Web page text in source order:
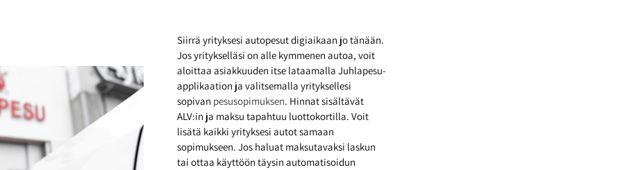
Siirrä yrityksesi autopesut digiaikaan jo tänään.
Jos yritykselläsi on alle kymmenen autoa, voit
aloittaa asiakkuuden itse lataamalla Juhlapesu-
applikaation ja valitsemalla yrityksellesi
sopivan pesusopimuksen. Hinnat sisältävät
ALV:in ja maksu tapahtuu luottokortilla. Voit
lisätä kaikki yrityksesi autot samaan
sopimukseen. Jos haluat maksutavaksi laskun
tai ottaa käyttöön täysin automatisoidun